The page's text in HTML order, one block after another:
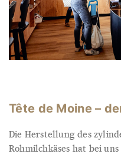
Tête de Moine –
Die Herstellung des
Rohmilchkäses hat bei